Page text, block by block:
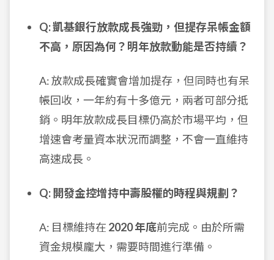
Q: 凱基銀行放款成長強勁，但提存呆帳金額
不高，原因為何？明年放款動能是否持續？
A: 放款成長確實會增加提存，但同時也有呆
帳回收，一年約有十多億元，兩者可部分抵
銷。明年放款成長目標仍高於市場平均，但
增速會考量資本狀況而調整，不會一直維持
高速成長。
Q: 開發金控增持中壽股權的時程與規劃？
A: 目標維持在 2020 年底前完成。由於所需
資金規模龐大，需要時間進行準備。